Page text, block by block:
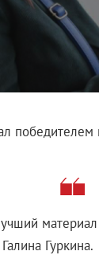
Гуркина.